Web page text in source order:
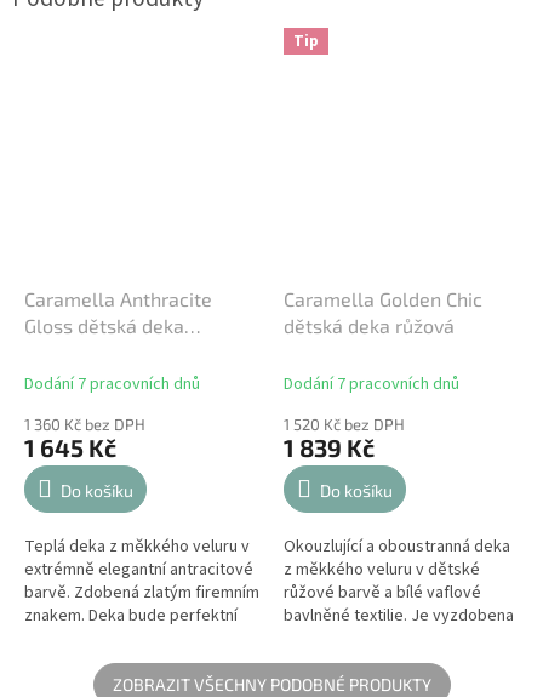
Caramella Anthracite
Gloss dětská deka
Dodání 7 pracovních dnů
1 360 Kč bez DPH
1 645 Kč
Do košíku
Teplá deka z měkkého veluru v
extrémně elegantní antracitové
barvě. Zdobená zlatým firemním
znakem. Deka bude perfektní
Tip
Caramella Golden Chic
dětská deka růžová
Dodání 7 pracovních dnů
1 520 Kč bez DPH
1 839 Kč
Do košíku
Okouzlující a oboustranná deka
z měkkého veluru v dětské
růžové barvě a bílé vaflové
bavlněné textilie. Je vyzdobena
dekorativním volánkem....
ZOBRAZIT VŠECHNY PODOBNÉ PRODUKTY